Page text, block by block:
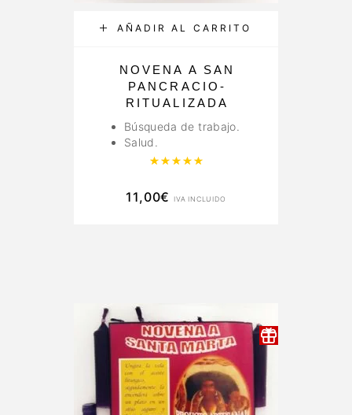
AÑADIR AL CARRITO
NOVENA A SAN
PANCRACIO-
RITUALIZADA
Búsqueda de trabajo.
Salud.
Valorado con
11,00€ IVA INCLUIDO